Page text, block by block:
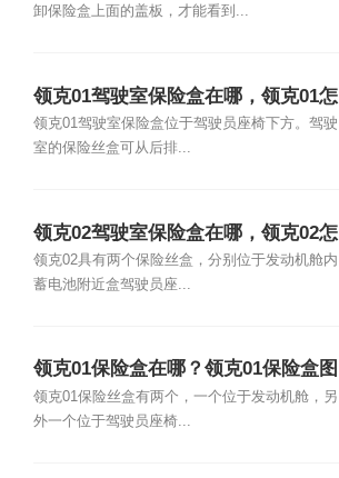
卸保险盒上面的盖板，才能看到...
领克01驾驶室保险盒在哪，领克01怎
么换保险丝
领克01驾驶室保险盒位于驾驶员座椅下方。驾驶
室的保险丝盒可从后排...
领克02驾驶室保险盒在哪，领克02怎
么换保险丝
领克02具有两个保险丝盒，分别位于发动机舱内
蓄电池附近盒驾驶员座...
领克01保险盒在哪？领克01保险盒图
解
领克01保险丝盒有两个，一个位于发动机舱，另
外一个位于驾驶员座椅...